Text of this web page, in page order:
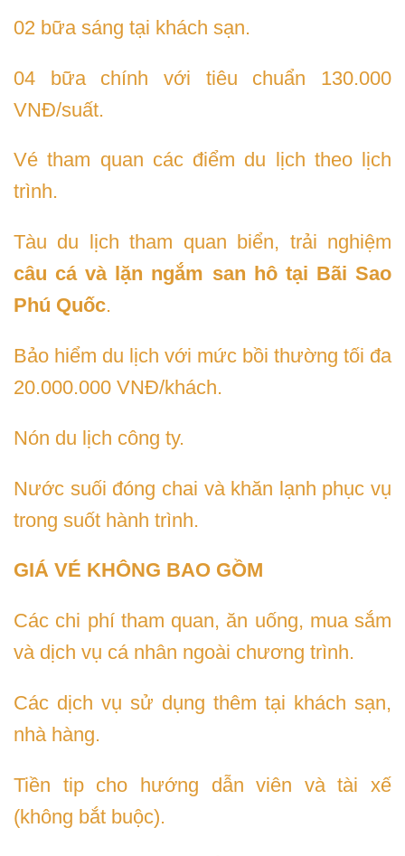
02 bữa sáng tại khách sạn.
04 bữa chính với tiêu chuẩn 130.000
VNĐ/suất.
Vé tham quan các điểm du lịch theo lịch
trình.
Tàu du lịch tham quan biển, trải nghiệm
câu cá và lặn ngắm san hô tại Bãi Sao
Phú Quốc.
Bảo hiểm du lịch với mức bồi thường tối đa
20.000.000 VNĐ/khách.
Nón du lịch công ty.
Nước suối đóng chai và khăn lạnh phục vụ
trong suốt hành trình.
GIÁ VÉ KHÔNG BAO GỒM
Các chi phí tham quan, ăn uống, mua sắm
và dịch vụ cá nhân ngoài chương trình.
Các dịch vụ sử dụng thêm tại khách sạn,
nhà hàng.
Tiền tip cho hướng dẫn viên và tài xế
(không bắt buộc).